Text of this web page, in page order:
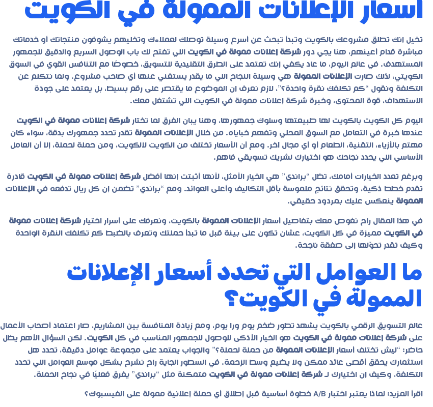
أسعار الإعلانات الممولة في الكويت
تخيل إنك تطلق مشروعك بالكويت وتبدأ تبحث عن أسرع وسيلة توصلك لعملاءك وتخليهم يشوفون منتجاتك أو خدماتك
مباشرة قدام أعينهم، هنا يجي دور شركة إعلانات ممولة في الكويت اللي تفتح لك باب الوصول السريع والدقيق للجمهور
المستهدف. في عالم اليوم، ما عاد يكفي إنك تعتمد على الطرق التقليدية للتسويق، خصوصًا مع التنافس القوي في السوق
الكويتي، لذلك صارت الإعلانات الممولة هي وسيلة النجاح اللي ما يقدر يستغني عنها أي صاحب مشروع. ولما نتكلم عن
التكلفة ونقول “كم تكلفك نقرة واحدة؟”، لازم نعرف إن الموضوع ما يقتصر على رقم بسيط، بل يعتمد على جودة
الاستهداف، قوة المحتوى، وخبرة شركة إعلانات ممولة في الكويت اللي تشتغل معك.
اليوم كل الكويت بالكويت لها طبيعتها وسلوك جمهورها، وهنا يبان الفرق لما تختار شركة إعلانات ممولة في الكويت
عندها خبرة في التعامل مع السوق المحلي وتفهم خباياه. من خلال الإعلانات الممولة تقدر تحدد جمهورك بدقة، سواء كان
مهتم بالأزياء، التقنية، الطعام أو أي مجال آخر. ومع أن الأسعار تختلف من الكويت لالكويت، ومن حملة لحملة، إلا أن العامل
الأساسي اللي يحدد نجاحك هو اختيارك لشريك تسويقي فاهم.
وبرغم تعدد الخيارات أمامك، تظل “براندي” هي الخيار الأمثل، لأنها أثبتت إنها أفضل شركة إعلانات ممولة في الكويت قادرة
تقدم خطط ذكية، وتحقق نتائج ملموسة بأقل التكاليف وأعلى العوائد. ومع “براندي” تضمن إن كل ريال تدفعه في الإعلانات
الممولة ينعكس عليك بمردود حقيقي.
في هذا المقال راح نغوص معك بتفاصيل أسعار الإعلانات الممولة بالكويت، ونعرفك على أسرار اختيار شركة إعلانات ممولة
في الكويت مميزة في كل الكويت، عشان تكون على بينة قبل ما تبدأ حملتك وتعرف بالضبط كم تكلفك النقرة الواحدة
وكيف تقدر تحوّلها إلى صفقة ناجحة.
ما العوامل التي تحدد أسعار الإعلانات
الممولة في الكويت؟
عالم التسويق الرقمي بالكويت يشهد تطور ضخم يوم ورا يوم، ومع زيادة المنافسة بين المشاريع، صار اعتماد أصحاب الأعمال
على شركة إعلانات ممولة في الكويت هو الخيار الأذكى للوصول للجمهور المناسب في كل الكويت. لكن السؤال الأهم يظل
حاضر: “ليش تختلف أسعار الإعلانات الممولة من حملة لحملة؟” والجواب يعتمد على مجموعة عوامل دقيقة، تحدد هل
استثمارك يحقق أقصى عائد ممكن ولا يضيع وسط الزحمة. في السطور الجاية راح نشرح بشكل موسع العوامل اللي تحدد
التكلفة، وكيف إن اختيارك لـ شركة إعلانات ممولة في الكويت متمكنة مثل “براندي” يفرق فعليًا في نجاح الحملة.
اقرأ المزيد: لماذا يعتبر اختبار A/B خطوة أساسية قبل إطلاق أي حملة إعلانية ممولة على الفيسبوك؟